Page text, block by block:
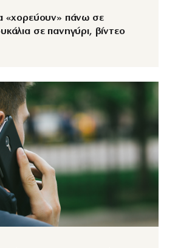
«χορεύουν» πάνω σε
σε πανηγύρι, βίντεο